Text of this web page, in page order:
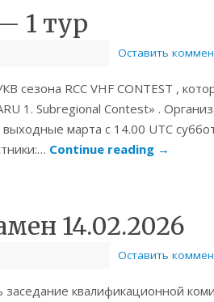
1 тур
Оставить
сезона RCC VHF CONTEST ,
1. Subregional Contest» .
марта с 14.00 UTC
Continue reading →
14.02.2026
Оставить
квалификационной